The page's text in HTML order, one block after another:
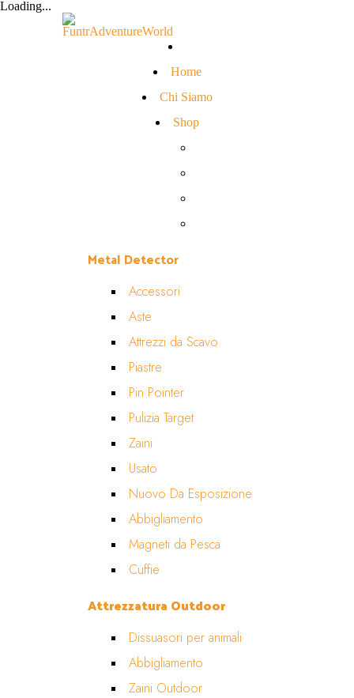
Loading...
Home
Chi Siamo
Shop
Metal Detector
Accessori
Aste
Attrezzi da Scavo
Piastre
Pin Pointer
Pulizia Target
Zaini
Usato
Nuovo Da Esposizione
Abbigliamento
Magneti da Pesca
Cuffie
Attrezzatura Outdoor
Dissuasori per animali
Abbigliamento
Zaini Outdoor